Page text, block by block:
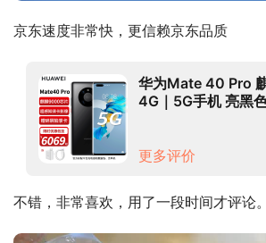
京东速度非常快，更信赖京东品质
华为Mate 40 Pro
4G｜5G手机 亮黑
更多评价
不错，非常喜欢，用了一段时间才评论